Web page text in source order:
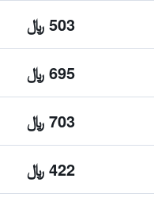
503 ﷼
695 ﷼
703 ﷼
422 ﷼